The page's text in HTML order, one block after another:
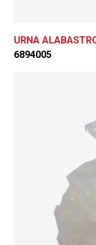
URNA
6894005